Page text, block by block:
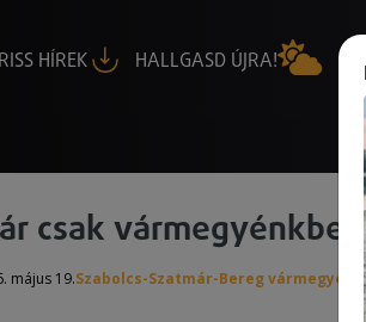
HÍREK HALLGASD ÚJRA!
csak
május 19.Szabolcs-Szatmár-Bereg vármegye